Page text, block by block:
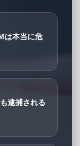
は本当に危
逮捕される